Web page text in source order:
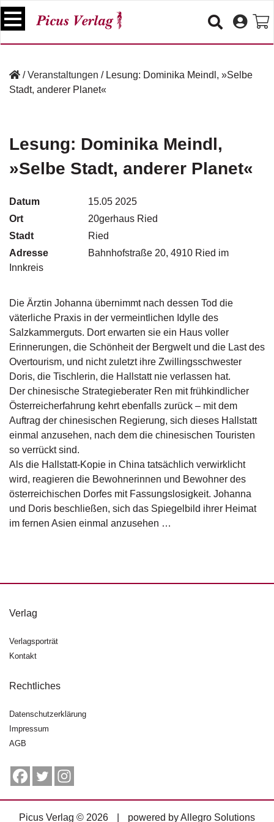
S
k
ü
h
V
r
n
t
a
u
n
n
B
l
o
g
V
o
r
s
c
h
a
u
H
a
r
s
s
R
g
h
ts
Ü
b
/ Veranstaltungen / Lesung: Dominika Meindl, »Selbe
Stadt, anderer Planet«
Lesung: Dominika Meindl,
»Selbe Stadt, anderer Planet«
Datum
15.05 2025
Ort
20gerhaus Ried
Stadt
Ried
Adresse
Bahnhofstraße 20, 4910 Ried im
Innkreis
Die Ärztin Johanna übernimmt nach dessen Tod die
väterliche Praxis in der vermeintlichen Idylle des
Salzkammerguts. Dort erwarten sie ein Haus voller
Erinnerungen, die Schönheit der Bergwelt und die Last des
Overtourism, und nicht zuletzt ihre Zwillingsschwester
Doris, die Tischlerin, die Hallstatt nie verlassen hat.
Der chinesische Strategieberater Ren mit frühkindlicher
Österreicherfahrung kehrt ebenfalls zurück – mit dem
Auftrag der chinesischen Regierung, sich dieses Hallstatt
einmal anzusehen, nach dem die chinesischen Touristen
so verrückt sind.
Als die Hallstatt-Kopie in China tatsächlich verwirklicht
wird, reagieren die Bewohnerinnen und Bewohner des
österreichischen Dorfes mit Fassungslosigkeit. Johanna
und Doris beschließen, sich das Spiegelbild ihrer Heimat
im fernen Asien einmal anzusehen …
Verlag
Verlagsporträt
Kontakt
Rechtliches
Datenschutzerklärung
Impressum
AGB
Picus Verlag © 2026 powered byAllegro Solutions